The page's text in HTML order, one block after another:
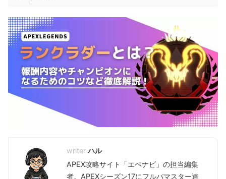
ハル
APEX攻略サイト「エペナビ」の担当編集
者。APEXシーズン17にフルパマスター達